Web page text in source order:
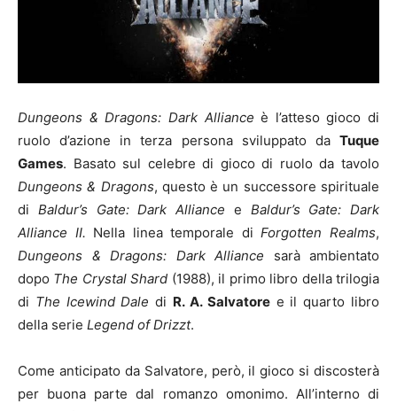
Dungeons & Dragons: Dark Alliance è l’atteso gioco di
ruolo d’azione in terza persona sviluppato da Tuque
Games. Basato sul celebre di gioco di ruolo da tavolo
Dungeons & Dragons, questo è un successore spirituale
di Baldur’s Gate: Dark Alliance e Baldur’s Gate: Dark
Alliance II. Nella linea temporale diForgotten Realms,
Dungeons & Dragons: Dark Alliance sarà ambientato
dopo The Crystal Shard (1988), il primo libro della trilogia
di The Icewind Dale di R. A. Salvatoree il quarto libro
della serie Legend of Drizzt.
Come anticipato da Salvatore, però, il gioco si discosterà
per buona parte dal romanzo omonimo. All’interno di